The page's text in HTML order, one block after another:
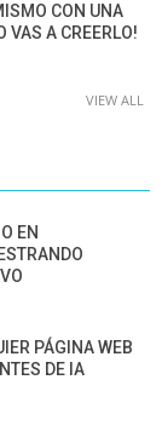
CON UNA
VAS A CREERLO!
VIEW ALL
EN
PÁGINA WEB
DE IA